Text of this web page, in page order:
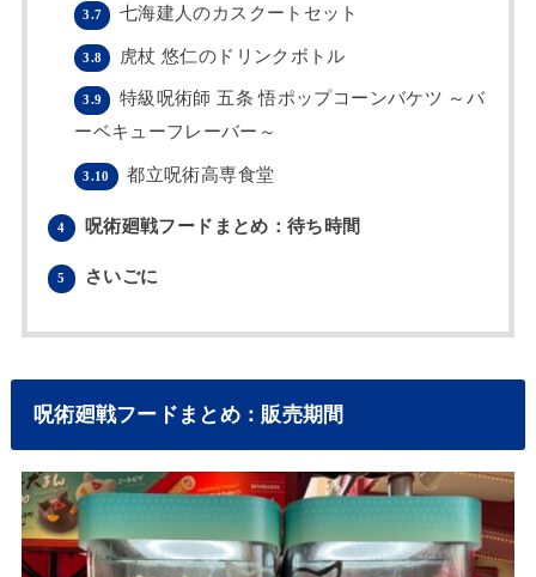
3.7 七海建人のカスクートセット
3.8 虎杖 悠仁のドリンクボトル
3.9
特級呪術師 五条 悟ポップコーンバケツ ～バ
ーベキューフレーバー～
3.10 都立呪術高専食堂
4 呪術廻戦フードまとめ：待ち時間
5 さいごに
呪術廻戦フードまとめ：販売期間